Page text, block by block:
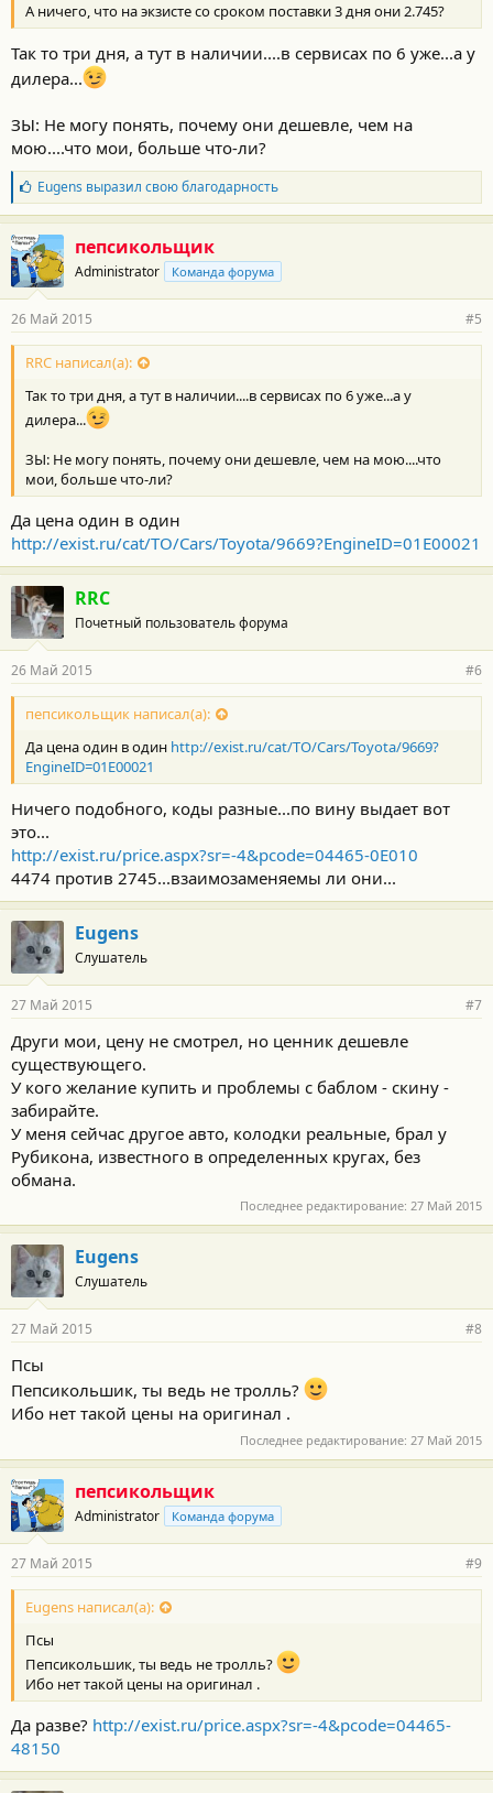
А ничего, что на экзисте со сроком поставки 3 дня они 2.745?
Так то три дня, а тут в наличии....в сервисах по 6 уже...а у
дилера...
ЗЫ: Не могу понять, почему они дешевле, чем на
мою....что мои, больше что-ли?
Б
л
а
г
о
д
а
н
о
с
и
:
Eugens выразил свою благодарность
пепсикольщик
Administrator Команда форума
26 Май 2015 #5
RRC написал(а):
Так то три дня, а тут в наличии....в сервисах по 6 уже...а у
дилера...
ЗЫ: Не могу понять, почему они дешевле, чем на мою....что
мои, больше что-ли?
Да цена один в один
http://exist.ru/cat/TO/Cars/Toyota/9669?EngineID=01E00021
RRC
Почетный пользователь форума
26 Май 2015 #6
пепсикольщик написал(а):
Да цена один в один http://exist.ru/cat/TO/Cars/Toyota/9669?
EngineID=01E00021
Ничего подобного, коды разные...по вину выдает вот
это...
http://exist.ru/price.aspx?sr=-4&pcode=04465-0E010
4474 против 2745...взаимозаменяемы ли они...
Eugens
Слушатель
27 Май 2015 #7
Други мои, цену не смотрел, но ценник дешевле
существующего.
У кого желание купить и проблемы с баблом - скину -
забирайте.
У меня сейчас другое авто, колодки реальные, брал у
Рубикона, известного в определенных кругах, без
обмана.
Последнее редактирование: 27 Май 2015
Eugens
Слушатель
27 Май 2015 #8
Псы
Пепсикольшик, ты ведь не тролль?
Ибо нет такой цены на оригинал .
Последнее редактирование: 27 Май 2015
пепсикольщик
Administrator Команда форума
27 Май 2015 #9
Eugens написал(а):
Псы
Пепсикольшик, ты ведь не тролль?
Ибо нет такой цены на оригинал .
Да разве? http://exist.ru/price.aspx?sr=-4&pcode=04465-
48150